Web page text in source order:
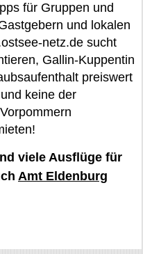
für Gruppen und
und lokalen
netz.de sucht
Gallin-Kuppentin
preiswert
keine der
viele Ausflüge für
Amt Eldenburg